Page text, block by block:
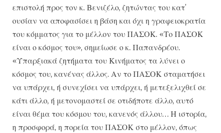
επιστολή προς τον κ. Βενιζέλο, ζητώντας του κατ’
ουσίαν να αποφασίσει η βάση και όχι η γραφειοκρατία
του κόμματος για το μέλλον του ΠΑΣΟΚ. «Το ΠΑΣΟΚ
είναι ο κόσμος του», σημείωσε ο κ. Παπανδρέου.
«Υπαρξιακά ζητήματα του Κινήματος τα λύνει ο
κόσμος του, κανένας άλλος. Αν το ΠΑΣΟΚ σταματήσει
να υπάρχει, ή συνεχίσει να υπάρχει, ή μετεξελιχθεί σε
κάτι άλλο, ή μετονομαστεί σε οτιδήποτε άλλο, αυτό
είναι θέμα του κόσμου του, κανενός άλλου… Η ιστορία,
η προσφορά, η πορεία του ΠΑΣΟΚ στο μέλλον, όπως